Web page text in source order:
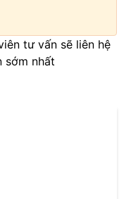
tư vấn sẽ liên hệ
sớm nhất